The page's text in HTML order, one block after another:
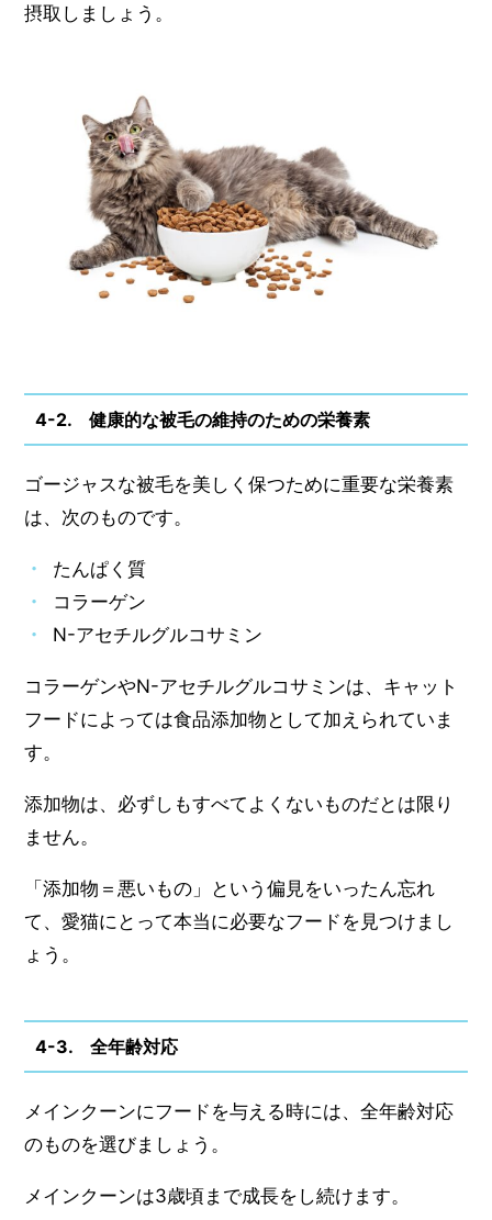
摂取しましょう。
4-2. 健康的な被毛の維持のための栄養素
ゴージャスな被毛を美しく保つために重要な栄養素
は、次のものです。
たんぱく質
コラーゲン
N-アセチルグルコサミン
コラーゲンやN-アセチルグルコサミンは、キャット
フードによっては食品添加物として加えられていま
す。
添加物は、必ずしもすべてよくないものだとは限り
ません。
「添加物＝悪いもの」という偏見をいったん忘れ
て、愛猫にとって本当に必要なフードを見つけまし
ょう。
4-3. 全年齢対応
メインクーンにフードを与える時には、全年齢対応
のものを選びましょう。
メインクーンは3歳頃まで成長をし続けます。